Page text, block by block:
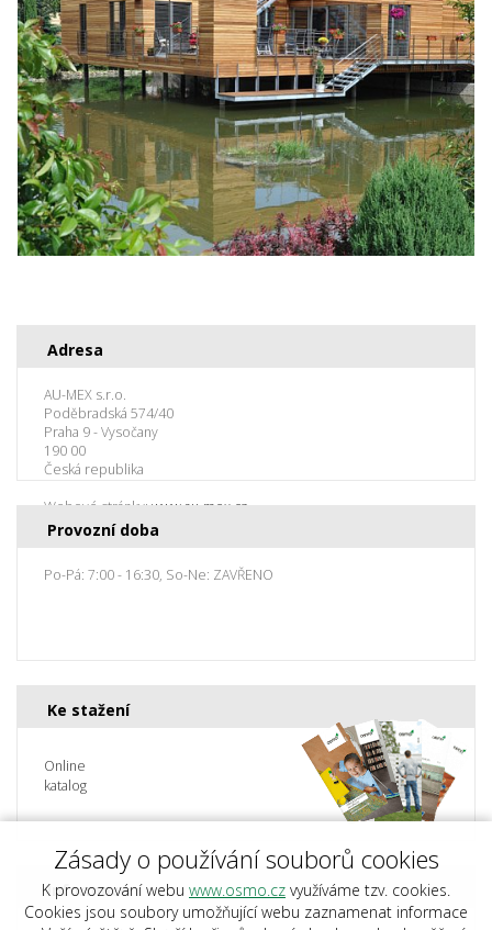
Adresa
AU-MEX s.r.o.
Poděbradská 574/40
Praha 9 - Vysočany
190 00
Česká republika
Webové stránky: www.au-mex.cz
Provozní doba
Po-Pá: 7:00 - 16:30, So-Ne: ZAVŘENO
Ke stažení
Online
katalog
Informace
Zásady o používání souborů cookies
K provozování webu www.osmo.cz využíváme tzv. cookies.
Cookies jsou soubory umožňující webu zaznamenat informace